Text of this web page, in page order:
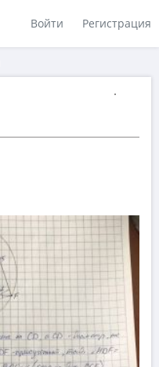
Войти Регистрация